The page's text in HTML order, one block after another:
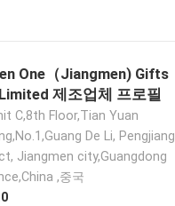
One（Jiangmen) Gifts
제조업체 프로필
C,8th Floor,Tian Yuan
De Li, Pengjiang
Jiangmen city,Guangdong
,중국